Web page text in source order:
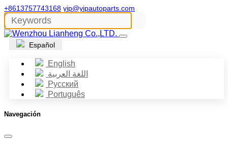
+8613757743168 yip@yipautoparts.com
Español
English
اللغة العربية
Русский
Português
Navegación